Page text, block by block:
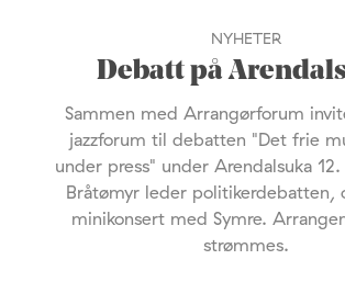
NYHETER
Debatt på
Sammen med Arrangørforum
jazzforum til debatten "Det frie
under press" under Arendalsuka
Bråtømyr leder politikerdebatten,
minikonsert med Symre.
strømmes.